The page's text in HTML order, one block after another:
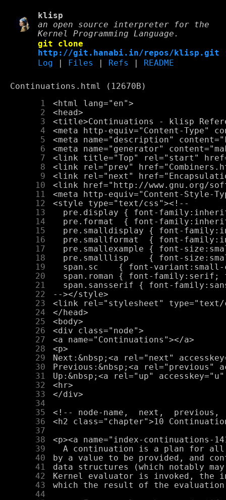
klisp
an open source interpreter for the
Kernel Programming Language.
git clone
http://git.hanabi.in/repos/klisp.git
Log
Files Refs README
Continuations.html (12670B)
      1
      2
      3
      4
      5
      6
      7
      8
      9
     10
     11
     12
     13
     14
     15
     16
     17
     18
     19
     20
     21
     22
     23
     24
     25
     26
     27
     28
     29
     30
     31
     32
     33
     34
     35
     36
     37
     38
     39
     40
     41
     42
     43
     44